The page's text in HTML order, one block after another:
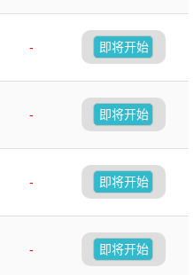
-
即将开始
-
即将开始
-
即将开始
-
即将开始